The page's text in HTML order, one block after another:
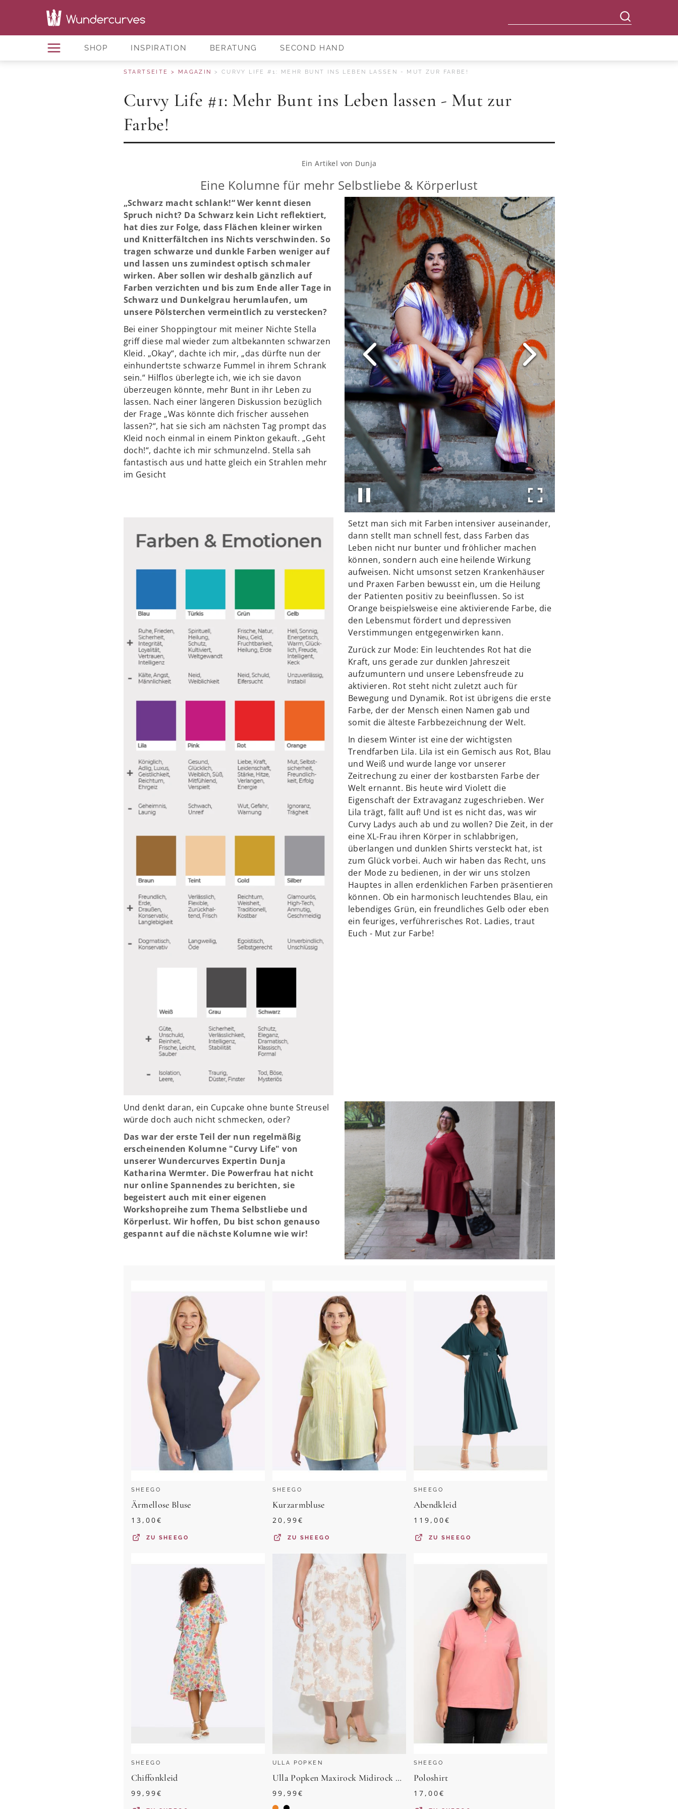
SHOP INSPIRATION BERATUNG SECOND HAND
STARTSEITE MAGAZIN CURVY LIFE #1: MEHR BUNT INS LEBEN LASSEN - MUT ZUR FARBE!
Curvy Life #1: Mehr Bunt ins Leben lassen - Mut zur
Farbe!
Ein Artikel von Dunja
Eine Kolumne für mehr Selbstliebe & Körperlust
„Schwarz macht schlank!“ Wer kennt diesen
Spruch nicht? Da Schwarz kein Licht reflektiert,
hat dies zur Folge, dass Flächen kleiner wirken
und Knitterfältchen ins Nichts verschwinden. So
tragen schwarze und dunkle Farben weniger auf
und lassen uns zumindest optisch schmaler
wirken. Aber sollen wir deshalb gänzlich auf
Farben verzichten und bis zum Ende aller Tage in
Schwarz und Dunkelgrau herumlaufen, um
unsere Pölsterchen vermeintlich zu verstecken?
Bei einer Shoppingtour mit meiner Nichte Stella
griff diese mal wieder zum altbekannten schwarzen
Kleid. „Okay“, dachte ich mir, „das dürfte nun der
einhundertste schwarze Fummel in ihrem Schrank
sein.“ Hilflos überlegte ich, wie ich sie davon
überzeugen könnte, mehr Bunt in ihr Leben zu
lassen. Nach einer längeren Diskussion bezüglich
der Frage „Was könnte dich frischer aussehen
lassen?“, hat sie sich am nächsten Tag prompt das
Kleid noch einmal in einem Pinkton gekauft. „Geht
doch!“, dachte ich mir schmunzelnd. Stella sah
fantastisch aus und hatte gleich ein Strahlen mehr
im Gesicht
Setzt man sich mit Farben intensiver auseinander,
dann stellt man schnell fest, dass Farben das
Leben nicht nur bunter und fröhlicher machen
können, sondern auch eine heilende Wirkung
aufweisen. Nicht umsonst setzen Krankenhäuser
und Praxen Farben bewusst ein, um die Heilung
der Patienten positiv zu beeinflussen. So ist
Orange beispielsweise eine aktivierende Farbe, die
den Lebensmut fördert und depressiven
Verstimmungen entgegenwirken kann.
Zurück zur Mode: Ein leuchtendes Rot hat die
Kraft, uns gerade zur dunklen Jahreszeit
aufzumuntern und unsere Lebensfreude zu
aktivieren. Rot steht nicht zuletzt auch für
Bewegung und Dynamik. Rot ist übrigens die erste
Farbe, der der Mensch einen Namen gab und
somit die älteste Farbbezeichnung der Welt.
In diesem Winter ist eine der wichtigsten
Trendfarben Lila. Lila ist ein Gemisch aus Rot, Blau
und Weiß und wurde lange vor unserer
Zeitrechung zu einer der kostbarsten Farbe der
Welt ernannt. Bis heute wird Violett die
Eigenschaft der Extravaganz zugeschrieben. Wer
Lila trägt, fällt auf! Und ist es nicht das, was wir
Curvy Ladys auch ab und zu wollen? Die Zeit, in der
eine XL-Frau ihren Körper in schlabbrigen,
überlangen und dunklen Shirts versteckt hat, ist
zum Glück vorbei. Auch wir haben das Recht, uns
der Mode zu bedienen, in der wir uns stolzen
Hauptes in allen erdenklichen Farben präsentieren
können. Ob ein harmonisch leuchtendes Blau, ein
lebendiges Grün, ein freundliches Gelb oder eben
ein feuriges, verführerisches Rot. Ladies, traut
Euch - Mut zur Farbe!
Und denkt daran, ein Cupcake ohne bunte Streusel
würde doch auch nicht schmecken, oder?
Das war der erste Teil der nun regelmäßig
erscheinenden Kolumne "Curvy Life" von
unserer Wundercurves Expertin Dunja
Katharina Wermter. Die Powerfrau hat nicht
nur online Spannendes zu berichten, sie
begeistert auch mit einer eigenen
Workshopreihe zum Thema Selbstliebe und
Körperlust. Wir hoffen, Du bist schon genauso
gespannt auf die nächste Kolumne wie wir!
SHEEGO
Ärmellose Bluse
13,00€
ZU SHEEGO
SHEEGO
Kurzarmbluse
20,99€
ZU SHEEGO
SHEEGO
Abendkleid
119,00€
ZU SHEEGO
SHEEGO
Chiffonkleid
99,99€
ULLA POPKEN
Ulla Popken Maxirock Midirock Blüten-Applikationen A-Linie Elastikbund
99,99€
SHEEGO
Poloshirt
17,00€